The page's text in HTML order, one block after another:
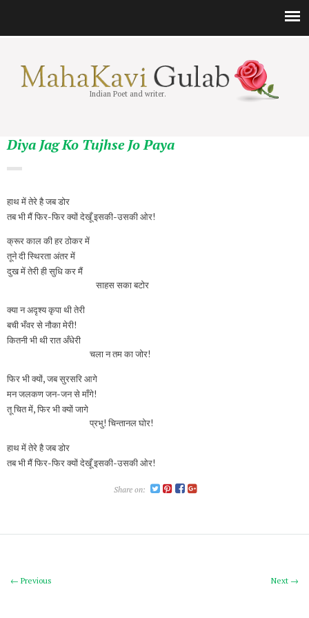
Indian Poet and writer.
Diya Jag Ko Tujhse Jo Paya
हाथ में तेरे है जब डोर
तब भी मैं फिर-फिर क्यों देखूँ इसकी-उसकी ओर!
क्रूर काल की हर ठोकर में
तूने दी स्थिरता अंतर में
दुख में तेरी ही सुधि कर मैं
साहस सका बटोर
क्या न अदृश्य कृपा थी तेरी
बची भँवर से नौका मेरी!
कितनी भी थी रात अँधेरी
चला न तम का जोर!
फिर भी क्यों, जब सुरसरि आगे
मन जलकण जन-जन से माँगे!
तू चित में, फिर भी क्यों जागे
प्रभु! चिन्तानल घोर!
हाथ में तेरे है जब डोर
तब भी मैं फिर-फिर क्यों देखूँ इसकी-उसकी ओर!
Share on:
Next →
← Previous